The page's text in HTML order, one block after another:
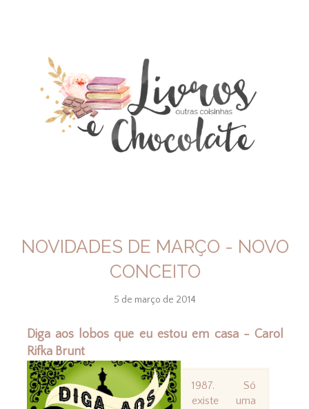
NOVIDADES DE MARÇO - NOVO
CONCEITO
5 de março de 2014
Diga aos lobos que eu estou em casa - Carol
Rifka Brunt
1987. Só
existe uma